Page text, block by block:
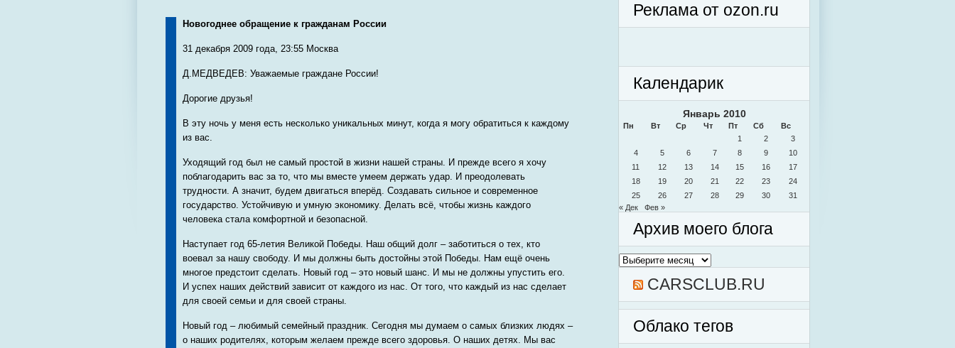
Новогоднее обращение к гражданам России
31 декабря 2009 года, 23:55 Москва
Д.МЕДВЕДЕВ: Уважаемые граждане России!
Дорогие друзья!
В эту ночь у меня есть несколько уникальных минут, когда я могу обратиться к каждому
из вас.
Уходящий год был не самый простой в жизни нашей страны. И прежде всего я хочу
поблагодарить вас за то, что мы вместе умеем держать удар. И преодолевать
трудности. А значит, будем двигаться вперёд. Создавать сильное и современное
государство. Устойчивую и умную экономику. Делать всё, чтобы жизнь каждого
человека стала комфортной и безопасной.
Наступает год 65-летия Великой Победы. Наш общий долг – заботиться о тех, кто
воевал за нашу свободу. И мы должны быть достойны этой Победы. Нам ещё очень
многое предстоит сделать. Новый год – это новый шанс. И мы не должны упустить его.
И успех наших действий зависит от каждого из нас. От того, что каждый из нас сделает
для своей семьи и для своей страны.
Новый год – любимый семейный праздник. Сегодня мы думаем о самых близких людях –
о наших родителях, которым желаем прежде всего здоровья. О наших детях. Мы вас
Реклама от ozon.ru
Календарик
Январь 2010
Пн Вт Ср Чт Пт Сб
Вс
1
2
3
4
5 6 7 8 9
10
11
12 13 14 15 16
17
18
19 20 21 22 23
24
25
26 27 28 29 30
31
« Дек
Фев »
Архив моего блога
Архив
моего
CARSCLUB.RU
Облако тегов